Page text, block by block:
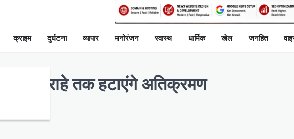
क्राइम दुर्घटना व्यापार मनोरंजन स्वास्थ धार्मिक खेल जनहित
इस चौराहे तक हटाएंगे अतिक्रमण